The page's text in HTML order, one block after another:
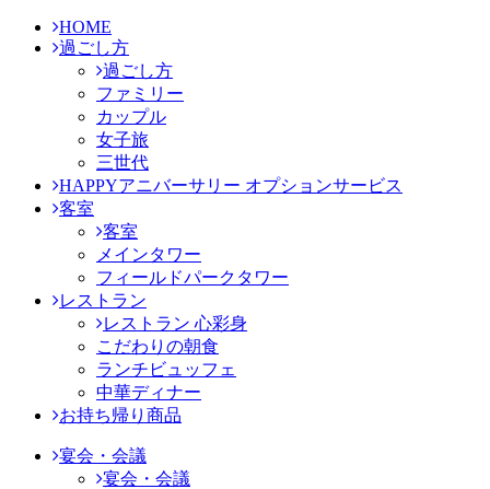
HOME
過ごし方
過ごし方
ファミリー
カップル
女子旅
三世代
HAPPYアニバーサリー オプションサービス
客室
客室
メインタワー
フィールドパークタワー
レストラン
レストラン 心彩身
こだわりの朝食
ランチビュッフェ
中華ディナー
お持ち帰り商品
宴会・会議
宴会・会議